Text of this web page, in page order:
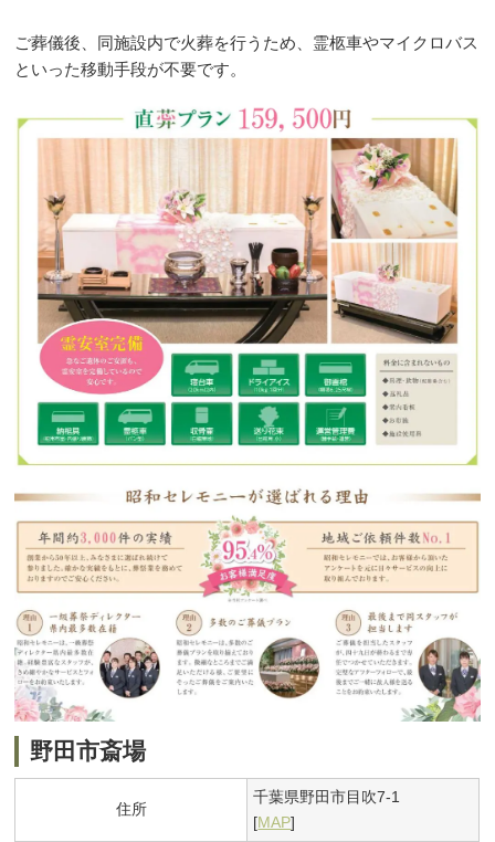
ご葬儀後、同施設内で火葬を行うため、霊柩車やマイクロバス
といった移動手段が不要です。
野田市斎場
住所
千葉県野田市目吹7-1
[MAP]